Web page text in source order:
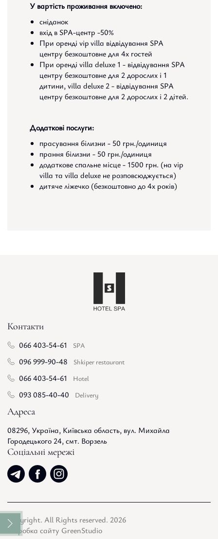
У вартість проживання включено:
сніданок
вхід в SPA-центр -50%
При оренді vip villa відвідування SPA
центру безкоштовне для 4х гостей
При оренді villa deluxe 1 - відвідування SPA
центру безкоштовне для 2 дорослих і 1
дитини, villa deluxe 2 - відвідування SPA
центру безкоштовне для 2 дорослих і 2 дітей.
Додаткові послуги:
прасування білизни - 50 грн./одиниця
прання білизни - 50 грн./одиниця
додаткове спальне місце - 1500 грн. (на vip
villa та villa deluxe не розповсюджується)
дитяче ліжечко (безкоштовно до 4х років)
Контакти
066 403-54-61 SPA
096 999-90-48 Shkiper restaurant
066 403-54-61 Hotel
093 085-40-40 Delivery
Адреса
08296, Україна, Київська область, вул. Михайла
Городецького 24, смт. Ворзель
Соціальні мережі
Copyright. All Rights reserved. 2026
Розробка сайту GreenStudio